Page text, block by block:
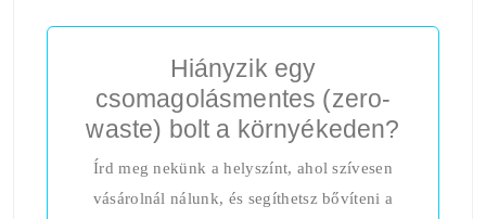
Hiányzik egy
csomagolásmentes (zero-
waste) bolt a környékeden?
Írd meg nekünk a helyszínt, ahol szívesen
vásárolnál nálunk, és segíthetsz bővíteni a